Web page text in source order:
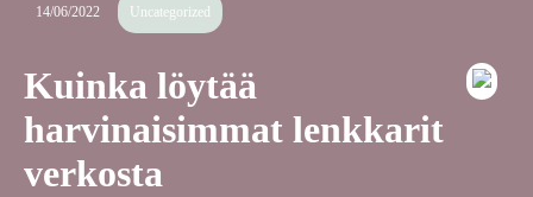
14/06/2022 Uncategorized
Kuinka löytää
harvinaisimmat lenkkarit
verkosta